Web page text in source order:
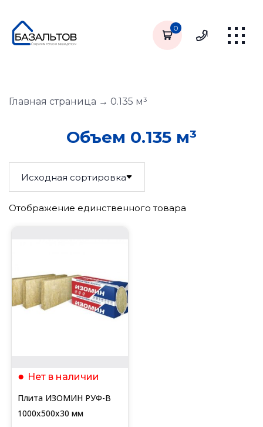
0
Главная страница → 0.135 м³
Объем 0.135 м³
Отображение единственного товара
Нет в наличии
Плита ИЗОМИН РУФ-В
1000х500х30 мм